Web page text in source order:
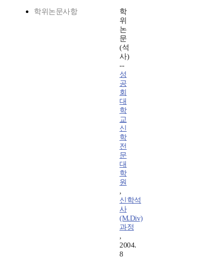
학위논문사항
학
위
논
문
(석
사)
--
성
공
회
대
학
교
신
학
전
문
대
학
원
,
신학석
사
(M.Div)
과정
,
2004.
8